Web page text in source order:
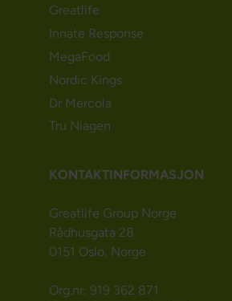
Greatlife
Innate Response
MegaFood
Nordic Kings
Dr Mercola
Tru Niagen
KONTAKTINFORMASJON
Greatlife Group Norge
Rådhusgata 28
0151 Oslo, Norge
Org.nr: 919 362 871